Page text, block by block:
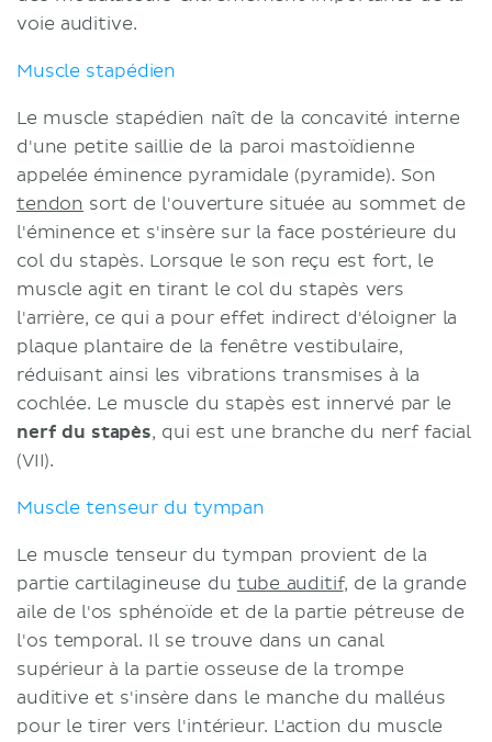
voie auditive.
Muscle stapédien
Le muscle stapédien naît de la concavité interne
d'une petite saillie de la paroi mastoïdienne
appelée éminence pyramidale (pyramide). Son
tendon sort de l'ouverture située au sommet de
l'éminence et s'insère sur la face postérieure du
col du stapès. Lorsque le son reçu est fort, le
muscle agit en tirant le col du stapès vers
l'arrière, ce qui a pour effet indirect d'éloigner la
plaque plantaire de la fenêtre vestibulaire,
réduisant ainsi les vibrations transmises à la
cochlée. Le muscle du stapès est innervé par le
nerf du stapès, qui est une branche du nerf facial
(VII).
Muscle tenseur du tympan
Le muscle tenseur du tympan provient de la
partie cartilagineuse du tube auditif, de la grande
aile de l'os sphénoïde et de la partie pétreuse de
l'os temporal. Il se trouve dans un canal
supérieur à la partie osseuse de la trompe
auditive et s'insère dans le manche du malléus
pour le tirer vers l'intérieur. L'action du muscle